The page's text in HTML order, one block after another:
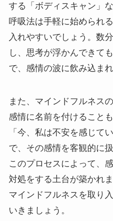
する「ボディスキャン」
呼吸法は手軽に始められ
入れやすいでしょう。数
し、思考が浮かんできて
で、感情の波に飲み込ま
また、マインドフルネス
感情に名前を付けること
「今、私は不安を感じて
で、その感情を客観的に
このプロセスによって、
対処をする土台が築かれ
マインドフルネスを取り
いきましょう。